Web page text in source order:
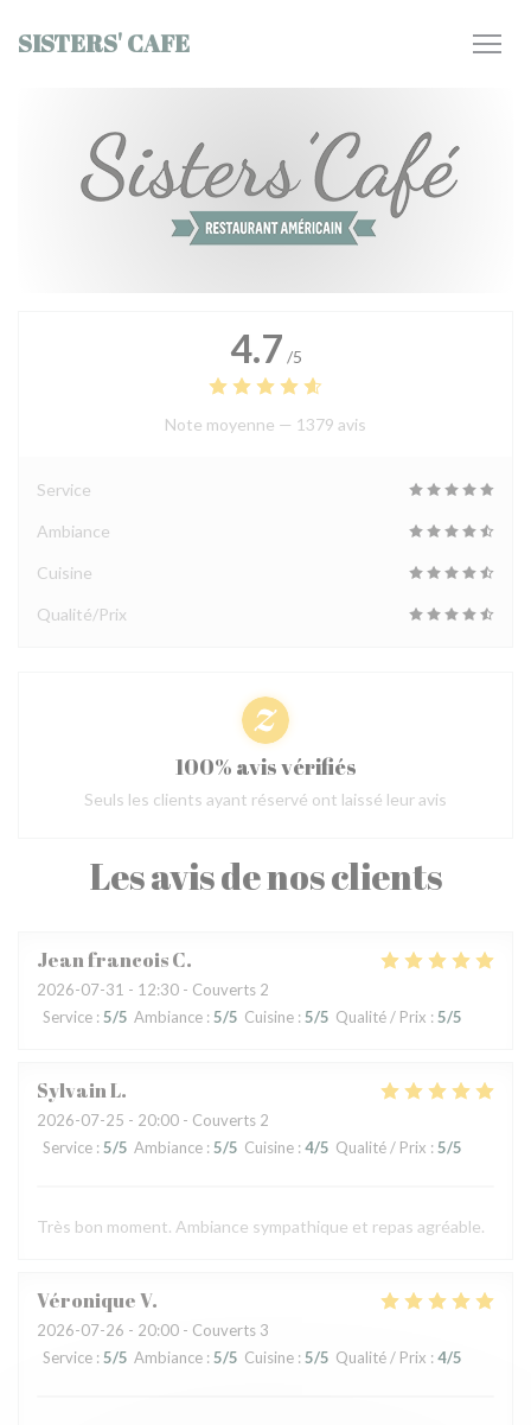
SISTERS' CAFE
Les avis de nos clients
Jean francoisC
2026-07-31 - 12:30 - Couverts 2
Service : 5/5 Ambiance : 5/5 Cuisine : 5/5 Qualité / Prix : 5/5
SylvainL
2026-07-25 - 20:00 - Couverts 2
Service : 5/5 Ambiance : 5/5 Cuisine : 4/5 Qualité / Prix : 5/5
Très bon moment. Ambiance sympathique et repas agréable.
VéroniqueV
2026-07-26 - 20:00 - Couverts 3
Service : 5/5 Ambiance : 5/5 Cuisine : 5/5 Qualité / Prix : 4/5
4.7 /5
Note moyenne — 1379 avis
Service
Ambiance
Cuisine
Qualité/Prix
100% avis vérifiés
Seuls les clients ayant réservé ont laissé leur avis